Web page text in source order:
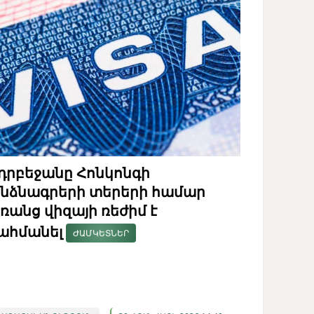
Հոնկոնգի
տերերի համար
վիզայի ռեժիմ է
ԺԱՄԿԵՏՆԵՐ